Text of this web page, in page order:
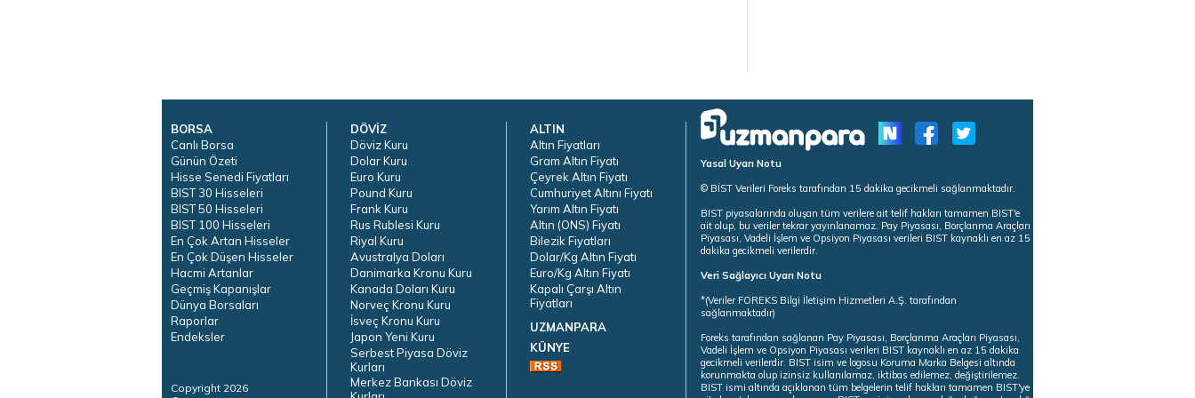
BORSA
Canlı Borsa
Günün Özeti
Hisse Senedi Fiyatları
BIST 30 Hisseleri
BIST 50 Hisseleri
BIST 100 Hisseleri
En Çok Artan Hisseler
En Çok Düşen Hisseler
Hacmi Artanlar
Geçmiş Kapanışlar
Dünya Borsaları
Raporlar
Endeksler
Copyright 2026
DÖVİZ
Döviz Kuru
Dolar Kuru
Euro Kuru
Pound Kuru
Frank Kuru
Rus Rublesi Kuru
Riyal Kuru
Avustralya Doları
Danimarka Kronu Kuru
Kanada Doları Kuru
Norveç Kronu Kuru
İsveç Kronu Kuru
Japon Yeni Kuru
Serbest Piyasa Döviz
Kurları
Merkez Bankası Döviz
ALTIN
Altın Fiyatları
Gram Altın Fiyatı
Çeyrek Altın Fiyatı
Cumhuriyet Altını Fiyatı
Yarım Altın Fiyatı
Altın (ONS) Fiyatı
Bilezik Fiyatları
Dolar/Kg Altın Fiyatı
Euro/Kg Altın Fiyatı
Kapalı Çarşı Altın
Fiyatları
UZMANPARA
KÜNYE
Yasal Uyarı Notu
© BİST Verileri Foreks tarafından 15 dakika gecikmeli sağlanmaktadır.
BIST piyasalarında oluşan tüm verilere ait telif hakları tamamen BIST'e
ait olup, bu veriler tekrar yayınlanamaz. Pay Piyasası, Borçlanma Araçları
Piyasası, Vadeli İşlem ve Opsiyon Piyasası verileri BIST kaynaklı en az 15
dakika gecikmeli verilerdir.
Veri Sağlayıcı Uyarı Notu
*(Veriler FOREKS Bilgi İletişim Hizmetleri A.Ş. tarafından
sağlanmaktadır)
Foreks tarafından sağlanan Pay Piyasası, Borçlanma Araçları Piyasası,
Vadeli İşlem ve Opsiyon Piyasası verileri BIST kaynaklı en az 15 dakika
gecikmeli verilerdir. BIST isim ve logosu Koruma Marka Belgesi altında
korunmakta olup izinsiz kullanılamaz, iktibas edilemez, değiştirilemez.
BIST ismi altında açıklanan tüm belgelerin telif hakları tamamen BIST'ye